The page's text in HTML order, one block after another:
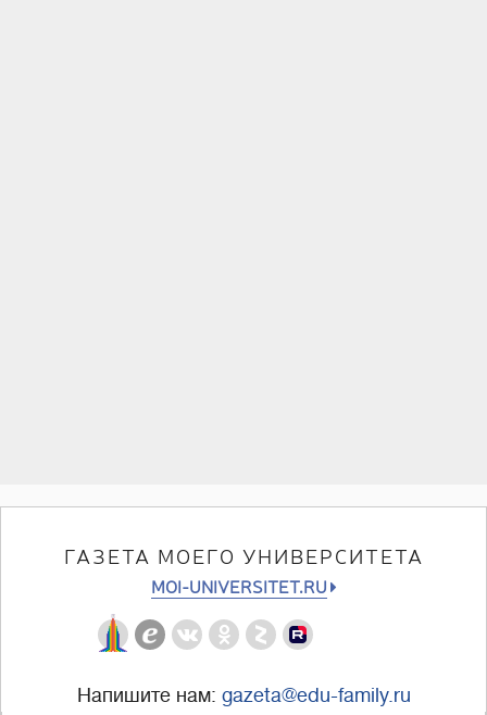
ГАЗЕТА МОЕГО УНИВЕРСИТЕТА
MOI-UNIVERSITET.RU
Напишите нам: gazeta@edu-family.ru